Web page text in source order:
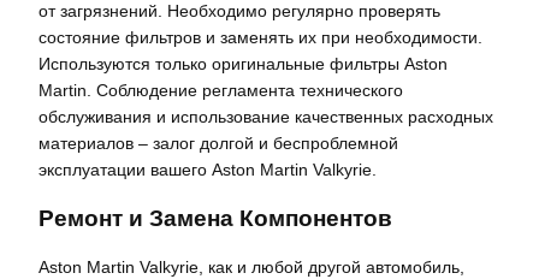
от загрязнений. Необходимо регулярно проверять
состояние фильтров и заменять их при необходимости.
Используются только оригинальные фильтры Aston
Martin. Соблюдение регламента технического
обслуживания и использование качественных расходных
материалов – залог долгой и беспроблемной
эксплуатации вашего Aston Martin Valkyrie.
Ремонт и Замена Компонентов
Aston Martin Valkyrie, как и любой другой автомобиль,